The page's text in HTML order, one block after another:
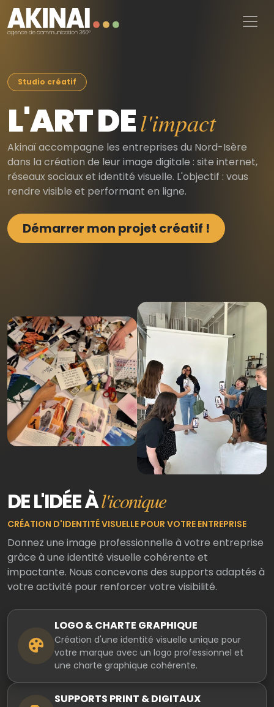
Aller au contenu principal
Studio créatif
L'ART DEl'impact
Akinaï accompagne les entreprises du Nord-Isère
dans la création de leur image digitale : site internet,
réseaux sociaux et identité visuelle. L'objectif : vous
rendre visible et performant en ligne.
Démarrer mon projet créatif !
DE L'IDÉE Àl'iconique
CRÉATION D'IDENTITÉ VISUELLE POUR VOTRE ENTREPRISE
Donnez une image professionnelle à votre entreprise
grâce à une identité visuelle cohérente et
impactante. Nous concevons des supports adaptés à
votre activité pour renforcer votre visibilité.
LOGO & CHARTE GRAPHIQUE
Création d'une identité visuelle unique pour
votre marque avec un logo professionnel et
une charte graphique cohérente.
SUPPORTS PRINT & DIGITAUX